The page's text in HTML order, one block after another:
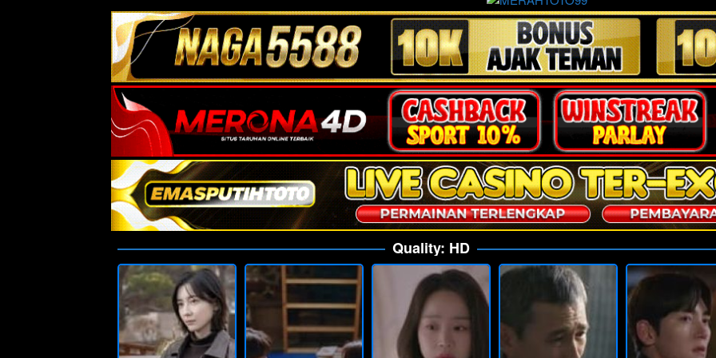
Quality: HD